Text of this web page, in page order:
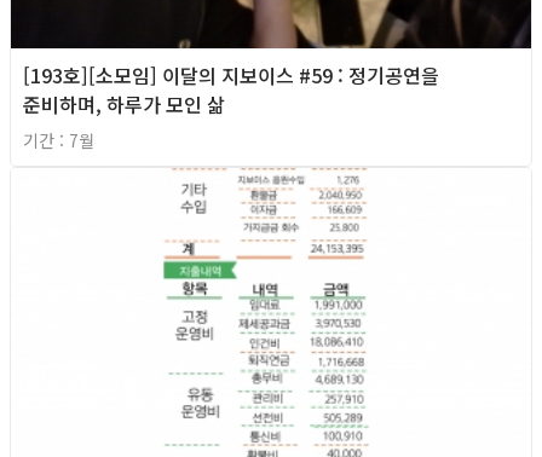
[193호][소모임] 이달의 지보이스 #59 : 정기공연을
준비하며, 하루가 모인 삶
기간 : 7월